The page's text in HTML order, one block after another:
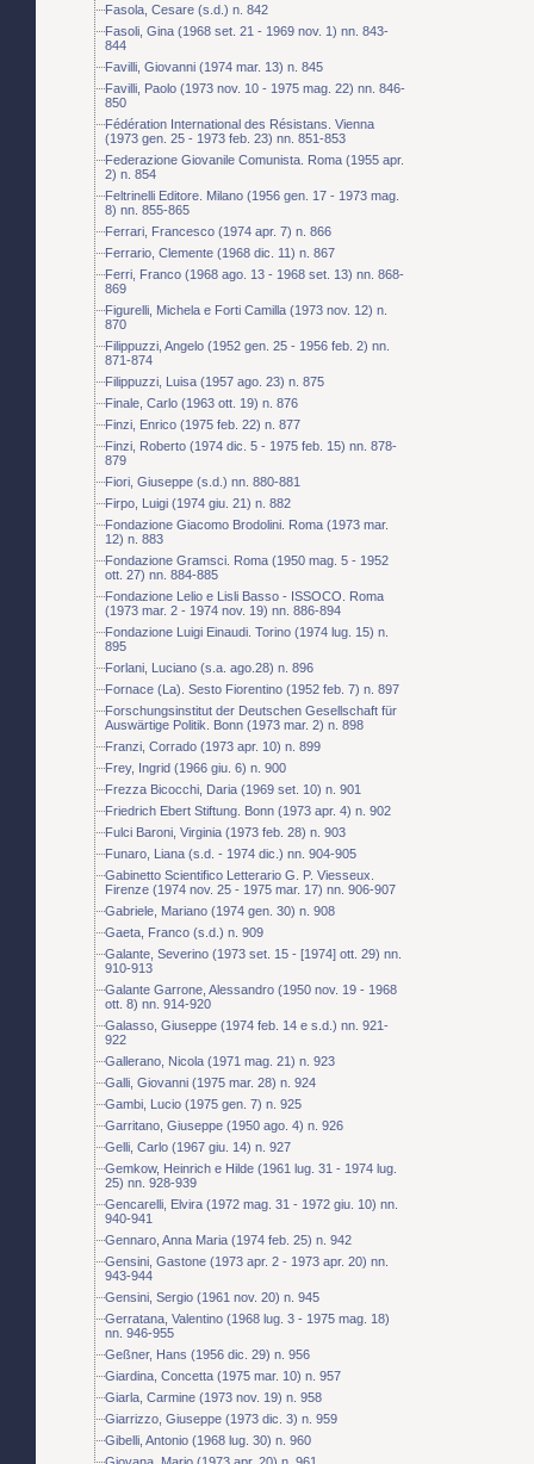
Fasola, Cesare (s.d.) n. 842
Fasoli, Gina (1968 set. 21 - 1969 nov. 1) nn. 843-
844
Favilli, Giovanni (1974 mar. 13) n. 845
Favilli, Paolo (1973 nov. 10 - 1975 mag. 22) nn. 846-
850
Fédération International des Résistans. Vienna
(1973 gen. 25 - 1973 feb. 23) nn. 851-853
Federazione Giovanile Comunista. Roma (1955 apr.
2) n. 854
Feltrinelli Editore. Milano (1956 gen. 17 - 1973 mag.
8) nn. 855-865
Ferrari, Francesco (1974 apr. 7) n. 866
Ferrario, Clemente (1968 dic. 11) n. 867
Ferri, Franco (1968 ago. 13 - 1968 set. 13) nn. 868-
869
Figurelli, Michela e Forti Camilla (1973 nov. 12) n.
870
Filippuzzi, Angelo (1952 gen. 25 - 1956 feb. 2) nn.
871-874
Filippuzzi, Luisa (1957 ago. 23) n. 875
Finale, Carlo (1963 ott. 19) n. 876
Finzi, Enrico (1975 feb. 22) n. 877
Finzi, Roberto (1974 dic. 5 - 1975 feb. 15) nn. 878-
879
Fiori, Giuseppe (s.d.) nn. 880-881
Firpo, Luigi (1974 giu. 21) n. 882
Fondazione Giacomo Brodolini. Roma (1973 mar.
12) n. 883
Fondazione Gramsci. Roma (1950 mag. 5 - 1952
ott. 27) nn. 884-885
Fondazione Lelio e Lisli Basso - ISSOCO. Roma
(1973 mar. 2 - 1974 nov. 19) nn. 886-894
Fondazione Luigi Einaudi. Torino (1974 lug. 15) n.
895
Forlani, Luciano (s.a. ago.28) n. 896
Fornace (La). Sesto Fiorentino (1952 feb. 7) n. 897
Forschungsinstitut der Deutschen Gesellschaft für
Auswärtige Politik. Bonn (1973 mar. 2) n. 898
Franzi, Corrado (1973 apr. 10) n. 899
Frey, Ingrid (1966 giu. 6) n. 900
Frezza Bicocchi, Daria (1969 set. 10) n. 901
Friedrich Ebert Stiftung. Bonn (1973 apr. 4) n. 902
Fulci Baroni, Virginia (1973 feb. 28) n. 903
Funaro, Liana (s.d. - 1974 dic.) nn. 904-905
Gabinetto Scientifico Letterario G. P. Viesseux.
Firenze (1974 nov. 25 - 1975 mar. 17) nn. 906-907
Gabriele, Mariano (1974 gen. 30) n. 908
Gaeta, Franco (s.d.) n. 909
Galante, Severino (1973 set. 15 - [1974] ott. 29) nn.
910-913
Galante Garrone, Alessandro (1950 nov. 19 - 1968
ott. 8) nn. 914-920
Galasso, Giuseppe (1974 feb. 14 e s.d.) nn. 921-
922
Gallerano, Nicola (1971 mag. 21) n. 923
Galli, Giovanni (1975 mar. 28) n. 924
Gambi, Lucio (1975 gen. 7) n. 925
Garritano, Giuseppe (1950 ago. 4) n. 926
Gelli, Carlo (1967 giu. 14) n. 927
Gemkow, Heinrich e Hilde (1961 lug. 31 - 1974 lug.
25) nn. 928-939
Gencarelli, Elvira (1972 mag. 31 - 1972 giu. 10) nn.
940-941
Gennaro, Anna Maria (1974 feb. 25) n. 942
Gensini, Gastone (1973 apr. 2 - 1973 apr. 20) nn.
943-944
Gensini, Sergio (1961 nov. 20) n. 945
Gerratana, Valentino (1968 lug. 3 - 1975 mag. 18)
nn. 946-955
Geßner, Hans (1956 dic. 29) n. 956
Giardina, Concetta (1975 mar. 10) n. 957
Giarla, Carmine (1973 nov. 19) n. 958
Giarrizzo, Giuseppe (1973 dic. 3) n. 959
Gibelli, Antonio (1968 lug. 30) n. 960
Giovana, Mario (1973 apr. 20) n. 961